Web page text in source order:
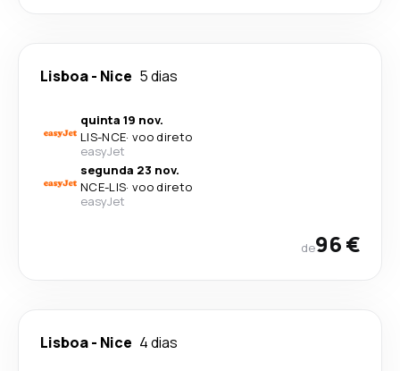
Lisboa- Nice 5 dias
quinta 19 nov.
LIS-NCE· voo direto
easyJet
segunda 23 nov.
NCE-LIS· voo direto
easyJet
de96 €
Lisboa- Nice 4 dias